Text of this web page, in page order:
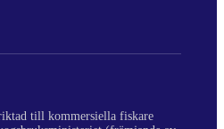
till kommersiella fiskare